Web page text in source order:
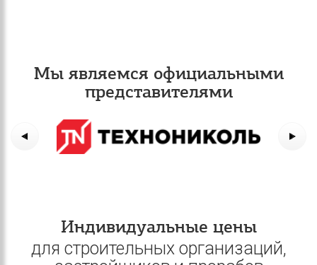
Мы являемся официальными
представителями
Индивидуальные цены
для строительных организаций,